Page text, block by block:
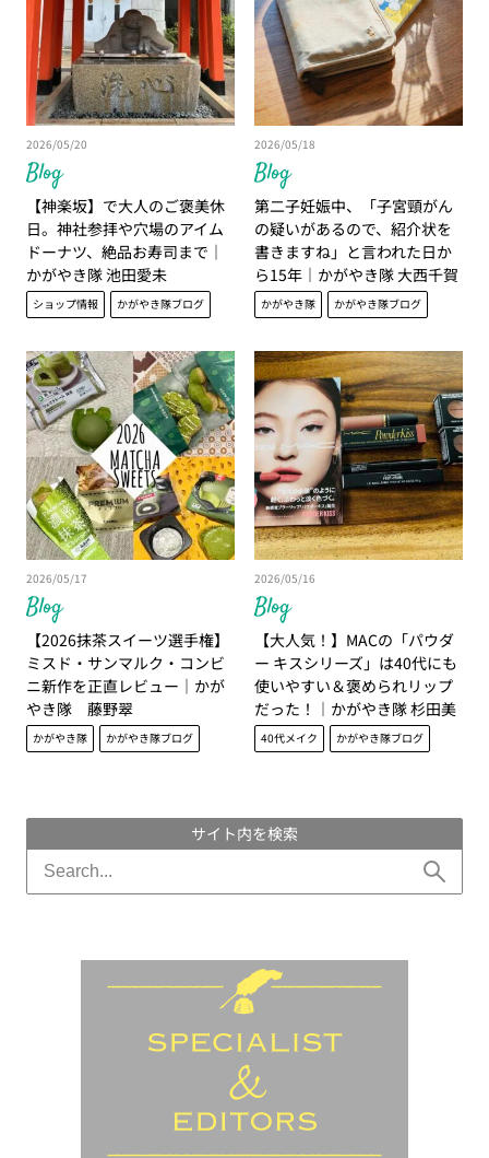
Blog
2026/05/20
【神楽坂】で大人のご褒美休
日。神社参拝や穴場のアイム
ドーナツ、絶品お寿司まで｜
かがやき隊 池田愛未
ショップ情報 かがやき隊ブログ
Blog
2026/05/18
第二子妊娠中、「子宮頸がん
の疑いがあるので、紹介状を
書きますね」と言われた日か
ら15年｜かがやき隊 大西千賀
子かがやき隊 かがやき隊ブログ
Blog
2026/05/17
【2026抹茶スイーツ選手権】
ミスド・サンマルク・コンビ
ニ新作を正直レビュー｜かが
やき隊 藤野翠
かがやき隊 かがやき隊ブログ
Blog
2026/05/16
【大人気！】MACの「パウダ
ー キスシリーズ」は40代にも
使いやすい＆褒められリップ
だった！｜かがやき隊 杉田美
紀40代メイク かがやき隊ブログ
サイト内を検索